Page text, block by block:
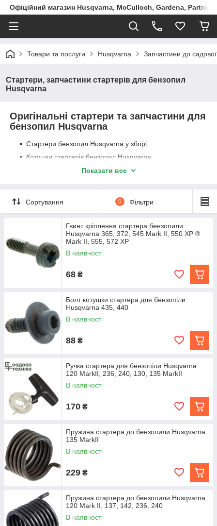
Офіційний магазин Husqvarna, McCulloch, Gardena, Partner
Товари та послуги Husqvarna Запчастини до
Стартери, запчастини стартерів для бензопил
Husqvarna
Оригінальні стартери та запчастини для
бензопил Husqvarna
Стартери бензопил Husqvarna у зборі
Котушки стартерів бензопил Husqvarna
Пружини стартерів для бензопил Husqvarna
Шнури для стартерів бензопил Husqvarna
Показати все
Сортування 0 Фільтри
Гвинт кріплення стартера бензопили
Husqvarna 365, 372, 545 Mark II, 550 XP ®
Mark II, 555, 572 XP
В наявності
68 ₴
Болт котушки стартера для бензопіли
Husqvarna 435, 440
В наявності
88 ₴
Ручка стартера для бензопіли Husqvarna
120 MarkII, 236, 240, 130, 135 MarkII
В наявності
170 ₴
Пружина стартера до бензопили Husqvarna
135 MarkII
В наявності
229 ₴
Пружина стартера до бензопили Husqvarna
120 Mark II, 137, 142, 236, 240
В наявності